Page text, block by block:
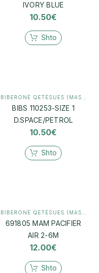
IVORY BLUE
10.50€
Shto
,MAMI & BEBI
BIBS 110253-SIZE 1
D.SPACE/PETROL
10.50€
Shto
,MAMI & BEBI
691805 MAM PACIFIER
AIR 2-6M
12.00€
Shto